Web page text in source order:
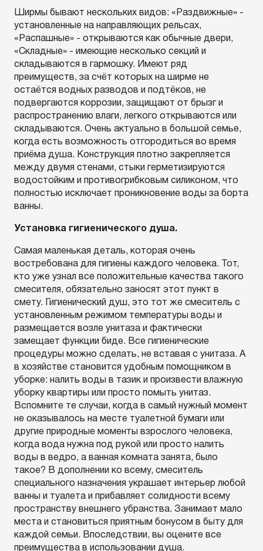
Ширмы бывают нескольких видов: «Раздвижные» -
установленные на направляющих рельсах,
«Распашные» - открываются как обычные двери,
«Складные» - имеющие несколько секций и
складываются в гармошку. Имеют ряд
преимуществ, за счёт которых на ширме не
остаётся водных разводов и подтёков, не
подвергаются коррозии, защищают от брызг и
распространению влаги, легкого открываются или
складываются. Очень актуально в большой семье,
когда есть возможность отгородиться во время
приёма душа. Конструкция плотно закрепляется
между двумя стенами, стыки герметизируются
водостойким и противогрибковым силиконом, что
полностью исключает проникновение воды за борта
ванны.
Установка гигиенического душа.
Самая маленькая деталь, которая очень
востребована для гигиены каждого человека. Тот,
кто уже узнал все положительные качества такого
смесителя, обязательно заносят этот пункт в
смету. Гигиенический душ, это тот же смеситель с
установленным режимом температуры воды и
размещается возле унитаза и фактически
замещает функции биде. Все гигиенические
процедуры можно сделать, не вставая с унитаза. А
в хозяйстве становится удобным помощником в
уборке: налить воды в тазик и произвести влажную
уборку квартиры или просто помыть унитаз.
Вспомните те случаи, когда в самый нужный момент
не оказывалось на месте туалетной бумаги или
другие природные моменты взрослого человека,
когда вода нужна под рукой или просто налить
воды в ведро, а ванная комната занята, было
такое? В дополнении ко всему, смеситель
специального назначения украшает интерьер любой
ванны и туалета и прибавляет солидности всему
пространству внешнего убранства. Занимает мало
места и становиться приятным бонусом в быту для
каждой семьи. Впоследствии, вы оцените все
преимущества в использовании душа.